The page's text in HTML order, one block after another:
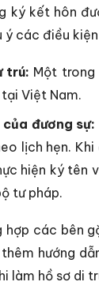
ký kết hôn
ý các điều kiện
trú: Một
Việt Nam.
đương sự:
lịch hẹn.
hiện ký tên
tư pháp.
hợp các bên
hướng
làm hồ sơ di